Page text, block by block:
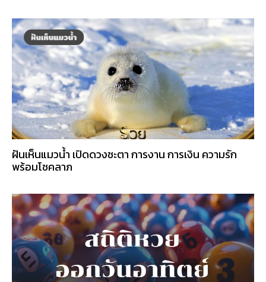
ฝันเห็นแมวน้ำ เปิดดวงชะตา การงาน การเงิน ความรัก
พร้อมโชคลาภ